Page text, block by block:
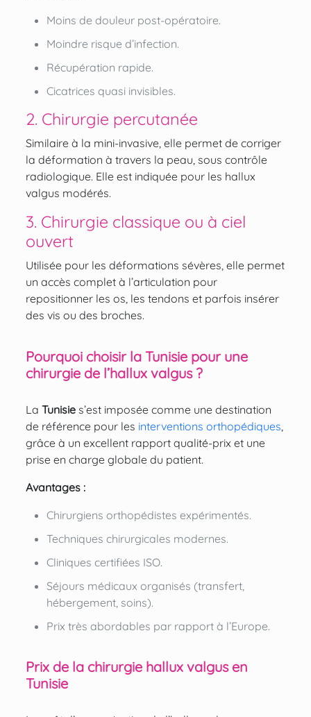
Moins de douleur post-opératoire.
Moindre risque d’infection.
Récupération rapide.
Cicatrices quasi invisibles.
2. Chirurgie percutanée
Similaire à la mini-invasive, elle permet de corriger
la déformation à travers la peau, sous contrôle
radiologique. Elle est indiquée pour les hallux
valgus modérés.
3. Chirurgie classique ou à ciel
ouvert
Utilisée pour les déformations sévères, elle permet
un accès complet à l’articulation pour
repositionner les os, les tendons et parfois insérer
des vis ou des broches.
Pourquoi choisir la Tunisie pour une
chirurgie de l’hallux valgus ?
La Tunisies’est imposée comme une destination
de référence pour les interventions orthopédiques
grâce à un excellent rapport qualité-prix et une
prise en charge globale du patient.
Avantages :
Chirurgiens orthopédistes expérimentés.
Techniques chirurgicales modernes.
Cliniques certifiées ISO.
Séjours médicaux organisés (transfert,
hébergement, soins).
Prix très abordables par rapport à l’Europe.
Prix de la chirurgie hallux valgus en
Tunisie